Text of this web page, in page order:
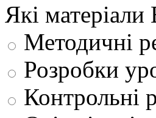
Які
Методичні
Розробки
Контрольні